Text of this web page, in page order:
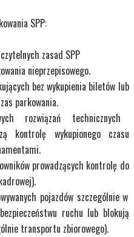
SPP:
zasad SPP
nieprzepisowego.
bez wykupienia biletów lub
parkowania.
rozwiązań technicznych
kontrolę wykupionego czasu
prowadzących kontrolę do
pojazdów szczególnie w
ruchu lub blokują
transportu zbiorowego).